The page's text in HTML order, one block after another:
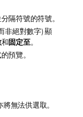
隔符號的符號。
非絕對數字) 顯
和固定至。
預覽。
無法供選取。